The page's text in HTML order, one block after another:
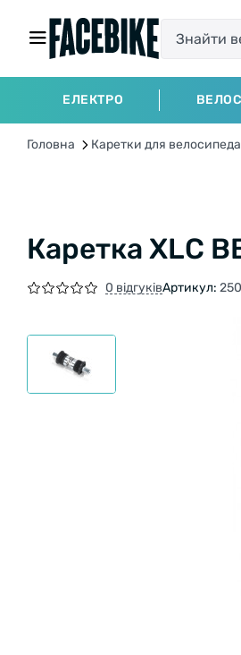
ЕЛЕКТРО
Головна Каретки для велосипеда
Каретка XLC
0 відгуківАртикул: